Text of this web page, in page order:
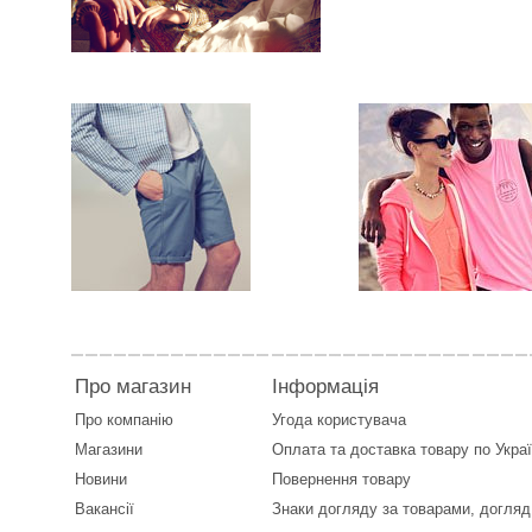
Про магазин
Про компанію
Магазини
Новини
Вакансії
Інформація
Угода користувача
Оплататадоставка товару по
Повернення товару
Знаки догляду за товарами,